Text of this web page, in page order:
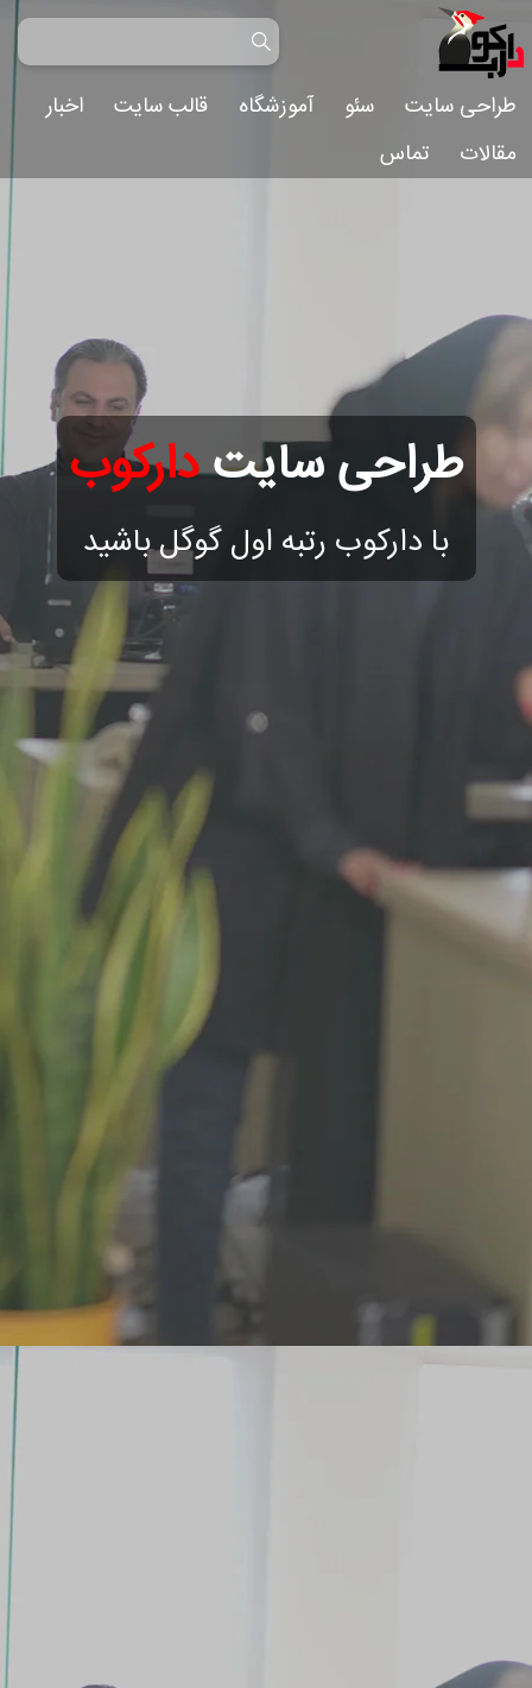
طراحی سایت سئو آموزشگاه قالب سایت
اخبار
مقالات
تماس
طراحی سایتدارکوب
با دارکوب رتبه اول گوگل باشید